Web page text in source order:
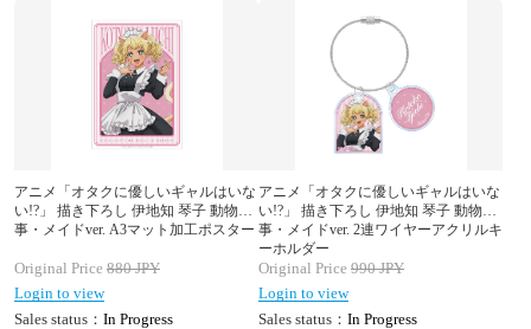
アニメ「オタクに優しいギャルはいな
い!?」 描き下ろし 伊地知 琴子 動物執
事・メイドver. A3マット加工ポスター
Original Price 880JPY
Login to view
Sales status： In Progress
アニメ「オタクに優しいギャルはいな
い!?」 描き下ろし 伊地知 琴子 動物執
事・メイドver. 2連ワイヤーアクリルキ
ーホルダー
Original Price 990JPY
Login to view
Sales status： In Progress